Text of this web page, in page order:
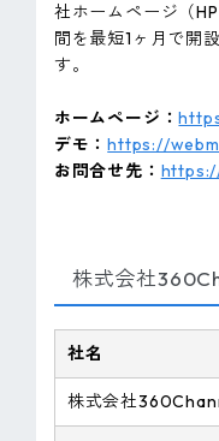
社ホームページ（
間を最短1ヶ月で開
す。
ホームページ：
デモ：https://
お問合せ先：
株式会社
社名
株式会社